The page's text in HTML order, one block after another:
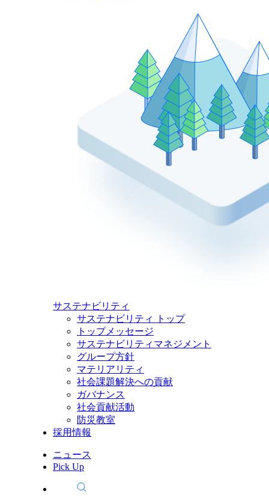
サステナビリティ
サステナビリティ トップ
トップメッセージ
サステナビリティマネジメント
グループ方針
マテリアリティ
社会課題解決への貢献
ガバナンス
社会貢献活動
防災教室
採用情報
ニュース
Pick Up